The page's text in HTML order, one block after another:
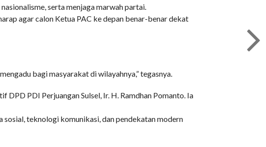
serta menjaga marwah partai.
agar calon Ketua PAC ke depan benar-benar dekat
bagi masyarakat di wilayahnya,” tegasnya.
PDI Perjuangan Sulsel, Ir. H. Ramdhan Pomanto. Ia
sosial, teknologi komunikasi, dan pendekatan modern